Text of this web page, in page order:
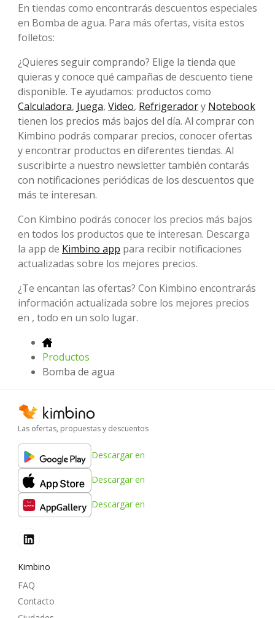
En tiendas como encontrarás descuentos especiales
en Bomba de agua. Para más ofertas, visita estos
folletos:
¿Quieres seguir comprando? Elige la tienda que
quieras y conoce qué campañas de descuento tiene
disponible. Te ayudamos: productos como
Calculadora, Juega, Video, Refrigeradory Notebook
tienen los precios más bajos del día. Al comprar con
Kimbino podrás comparar precios, conocer ofertas
y encontrar productos en diferentes tiendas. Al
suscribirte a nuestro newsletter también contarás
con notificaciones periódicas de los descuentos que
más te interesan.
Con Kimbino podrás conocer los precios más bajos
en todos los productos que te interesan. Descarga
la app de Kimbino app para recibir notificaciones
actualizadas sobre los mejores precios.
¿Te encantan las ofertas? Con Kimbino encontrarás
información actualizada sobre los mejores precios
en , todo en un solo lugar.
Productos
Bomba de agua
Las ofertas, propuestas y descuentos
Descargar en
Descargar en
Descargar en
Kimbino
FAQ
Contacto